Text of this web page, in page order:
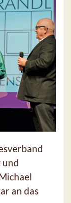
und
an das